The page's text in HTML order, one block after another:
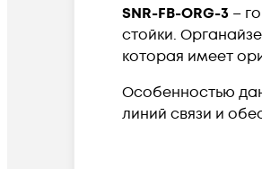
SNR-FB-ORG-3 –
стойки.
которая имеет
Особенностью
линий связи и